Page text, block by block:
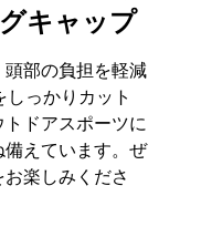
キャップ
部の負担を軽減
っかりカット
ドアスポーツに
えています。ぜ
楽しみくださ